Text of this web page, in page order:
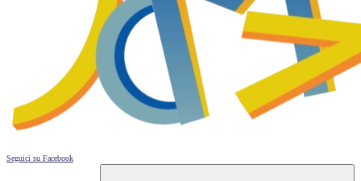
Seguici su Facebook